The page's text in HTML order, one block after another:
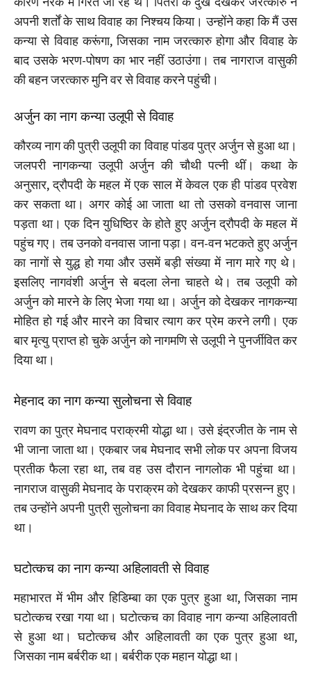
अपनी शर्तों के साथ विवाह का निश्चय किया। उन्होंने कहा कि मैं उस
कन्या से विवाह करूंगा, जिसका नाम जरत्कारु होगा और विवाह के
बाद उसके भरण-पोषण का भार नहीं उठाउंगा। तब नागराज वासुकी
की बहन जरत्कारु मुनि वर से विवाह करने पहुंची।
अर्जुन का नाग कन्या उलूपी से विवाह
कौरव्य नाग की पुत्री उलूपी का विवाह पांडव पुत्र अर्जुन से हुआ था।
जलपरी नागकन्या उलूपी अर्जुन की चौथी पत्नी थीं। कथा के
अनुसार, द्रौपदी के महल में एक साल में केवल एक ही पांडव प्रवेश
कर सकता था। अगर कोई आ जाता था तो उसको वनवास जाना
पड़ता था। एक दिन युधिष्ठिर के होते हुए अर्जुन द्रौपदी के महल में
पहुंच गए। तब उनको वनवास जाना पड़ा। वन-वन भटकते हुए अर्जुन
का नागों से युद्ध हो गया और उसमें बड़ी संख्या में नाग मारे गए थे।
इसलिए नागवंशी अर्जुन से बदला लेना चाहते थे। तब उलूपी को
अर्जुन को मारने के लिए भेजा गया था। अर्जुन को देखकर नागकन्या
मोहित हो गई और मारने का विचार त्याग कर प्रेम करने लगी। एक
बार मृत्यु प्राप्त हो चुके अर्जुन को नागमणि से उलूपी ने पुनर्जीवित कर
दिया था।
मेहनाद का नाग कन्या सुलोचना से विवाह
रावण का पुत्र मेघनाद पराक्रमी योद्धा था। उसे इंद्रजीत के नाम से
भी जाना जाता था। एकबार जब मेघनाद सभी लोक पर अपना विजय
प्रतीक फैला रहा था, तब वह उस दौरान नागलोक भी पहुंचा था।
नागराज वासुकी मेघनाद के पराक्रम को देखकर काफी प्रसन्न हुए।
तब उन्होंने अपनी पुत्री सुलोचना का विवाह मेघनाद के साथ कर दिया
था।
घटोत्कच का नाग कन्या अहिलावती से विवाह
महाभारत में भीम और हिडिम्बा का एक पुत्र हुआ था, जिसका नाम
घटोत्कच रखा गया था। घटोत्कच का विवाह नाग कन्या अहिलावती
से हुआ था। घटोत्कच और अहिलावती का एक पुत्र हुआ था,
जिसका नाम बर्बरीक था। बर्बरीक एक महान योद्धा था।